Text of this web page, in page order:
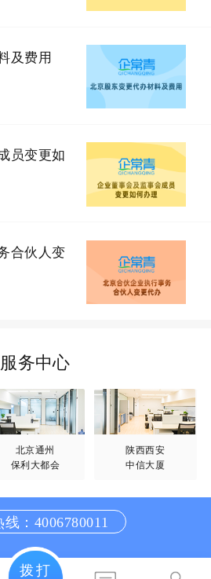
拨打
及费用
员变更如
合伙人变
服务中心
北京通州
保利大都会
陕西西安
中信大厦
线：4006780011